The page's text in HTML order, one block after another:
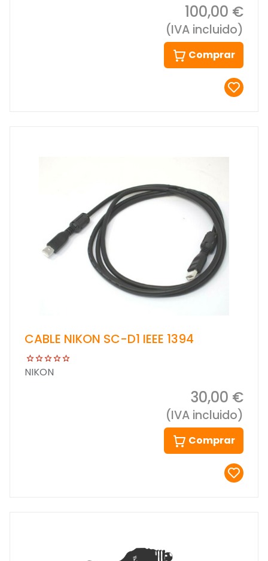
100,00 €
(IVA incluido)
Comprar
CABLE NIKON SC-D1 IEEE 1394
NIKON
30,00 €
(IVA incluido)
Comprar